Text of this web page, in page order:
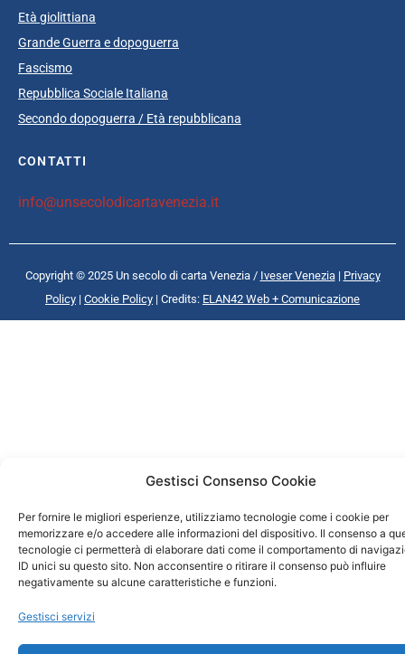
Gestisci Consenso Cookie
Per fornire le migliori esperienze, utilizziamo tecnologie come i cookie per
memorizzare e/o accedere alle informazioni del dispositivo. Il consenso a
tecnologie ci permetterà di elaborare dati come il comportamento di
ID unici su questo sito. Non acconsentire o ritirare il consenso può influire
negativamente su alcune caratteristiche e funzioni.
Gestisci servizi
Età giolittiana
Grande Guerra e dopoguerra
Fascismo
Repubblica Sociale Italiana
Secondo dopoguerra / Età repubblicana
CONTATTI
info@unsecolodicartavenezia.it
Copyright © 2025 Un secolo di carta Venezia / Iveser Venezia| Privacy
Policy | Cookie Policy | Credits: ELAN42 Web + Comunicazione